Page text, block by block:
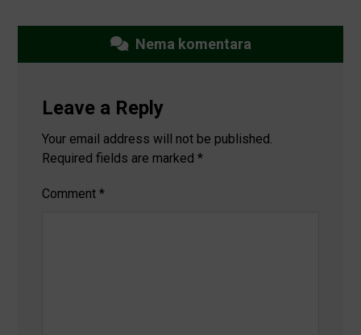
Nema komentara
Leave a Reply
Your email address will not be published.
Required fields are marked*
Comment*